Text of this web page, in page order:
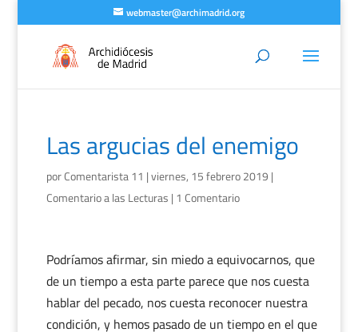
webmaster@archimadrid.org
Las argucias del enemigo
porComentarista 11 |viernes, 15 febrero 2019 |
Comentario a las Lecturas | 1 Comentario
Podríamos afirmar, sin miedo a equivocarnos, que
de un tiempo a esta parte parece que nos cuesta
hablar del pecado, nos cuesta reconocer nuestra
condición, y hemos pasado de un tiempo en el que